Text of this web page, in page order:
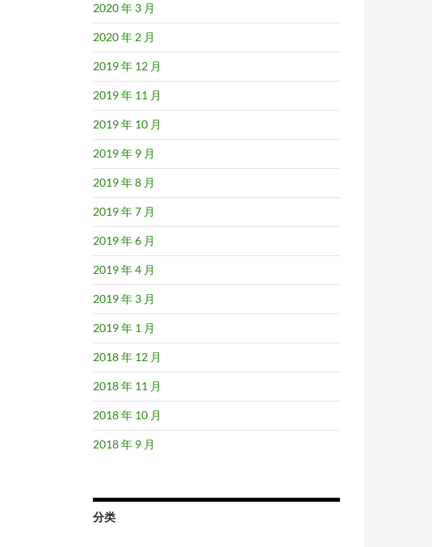
2020 年 3 月
2020 年 2 月
2019 年 12 月
2019 年 11 月
2019 年 10 月
2019 年 9 月
2019 年 8 月
2019 年 7 月
2019 年 6 月
2019 年 4 月
2019 年 3 月
2019 年 1 月
2018 年 12 月
2018 年 11 月
2018 年 10 月
2018 年 9 月
分类